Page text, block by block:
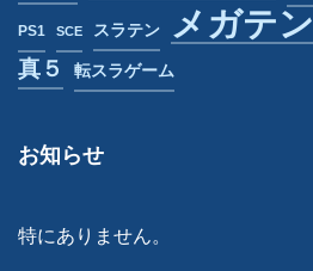
PS1 SCE スラテン メガテン
真５
転スラゲーム
お知らせ
特にありません。